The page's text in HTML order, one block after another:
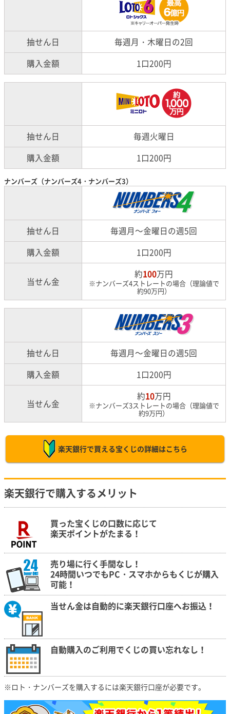
抽せん日
毎週月・木曜日の2回
購入金額
1口200円
抽せん日
毎週火曜日
購入金額
1口200円
ナンバーズ（ナンバーズ4・ナンバーズ3）
抽せん日
毎週月～金曜日の週5回
購入金額
1口200円
当せん金
約100万円
※ナンバーズ4ストレートの場合（理論値で
約90万円）
抽せん日
毎週月～金曜日の週5回
購入金額
1口200円
当せん金
約10万円
※ナンバーズ3ストレートの場合（理論値で
約9万円）
楽天銀行で買える宝くじの詳細はこちら
楽天銀行で購入するメリット
買った宝くじの口数に応じて
楽天ポイントがたまる！
売り場に行く手間なし！
24時間いつでもPC・スマホからもくじが購入
可能！
当せん金は自動的に楽天銀行口座へお振込！
自動購入のご利用でくじの買い忘れなし！
ロト・ナンバーズを購入するには楽天銀行口座が必要です。